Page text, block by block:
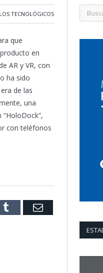
TECNOLÓGICOS
que
en
AR y VR, con
ha sido
de las
una
con teléfonos
Tumblr Email